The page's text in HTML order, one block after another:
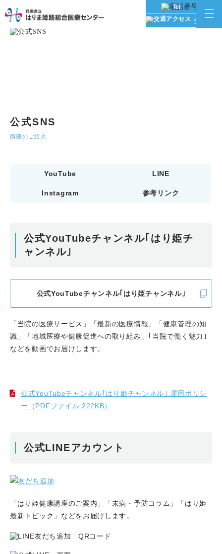
交通アク
Tel
公式SNS
病院のご紹介
YouTube LINE
Instagram 参考リンク
公式YouTubeチャンネル｢はり姫チ
ャンネル｣
公式YouTubeチャンネル｢はり姫チャンネル｣
「当院の医療サービス」「最新の医療情報」「健康管理の知
識」「地域医療や健康促進への取り組み」｢当院で働く魅力｣
などを動画でお届けします。
公式YouTubeチャンネル｢はり姫チャンネル｣ 運用ポリシ
ー（PDFファイル 222KB）
公式LINEアカウント
「はり姫健康講座のご案内」「未病・予防コラム」「はり姫
最新トピック」などをお届けします。